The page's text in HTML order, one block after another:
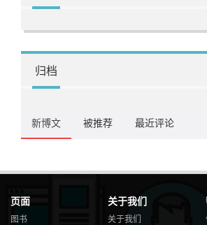
归档
新博文 被推荐 最近评论
页面
图书
关于我们
关于我们